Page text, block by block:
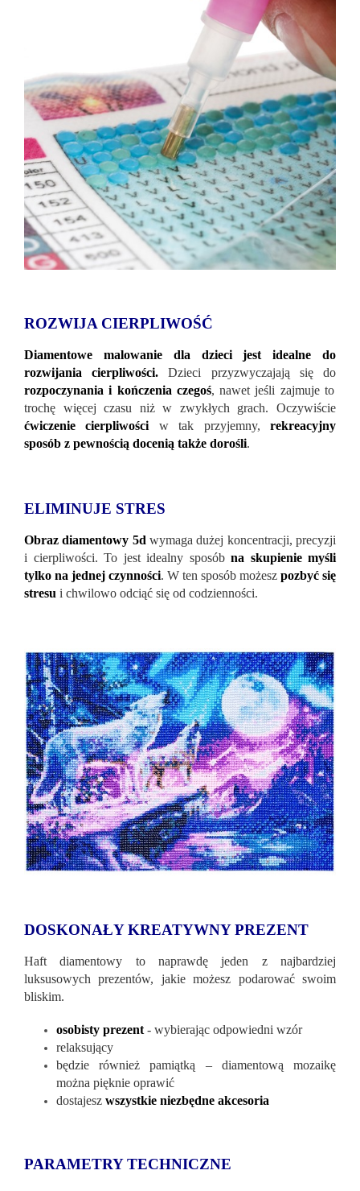
ROZWIJA CIERPLIWOŚĆ
Diamentowe malowanie dla dzieci jest idealne do
rozwijania cierpliwości.Dzieci przyzwyczajają się do
rozpoczynania i kończenia czegoś, nawet jeśli zajmuje to
trochę więcej czasu niż w zwykłych grach. Oczywiście
ćwiczenie cierpliwości
w tak przyjemny,rekreacyjny
sposób z pewnością docenią także dorośli.
ELIMINUJE STRES
Obraz diamentowy 5d wymaga dużej koncentracji, precyzji
i cierpliwości. To jest idealny sposób na skupienie myśli
tylko na jednej czynności. W ten sposób możesz pozbyć się
stresu i chwilowo odciąć się od codzienności.
DOSKONAŁY KREATYWNY PREZENT
Haft diamentowy to naprawdę jeden z najbardziej
luksusowych prezentów, jakie możesz podarować swoim
bliskim.
osobisty prezent - wybierając odpowiedni wzór
relaksujący
będzie również pamiątką – diamentową mozaikę
można pięknie oprawić
dostajesz wszystkie niezbędne akcesoria
PARAMETRY TECHNICZNE